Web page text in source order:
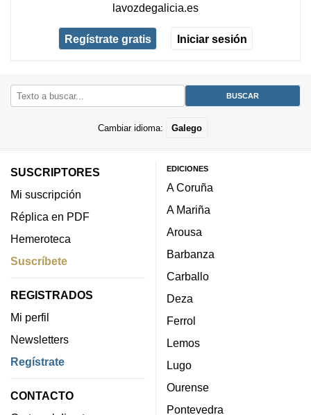
lavozdegalicia.es
Regístrate gratis Iniciar sesión
Cambiar idioma: Galego
SUSCRIPTORES
Mi suscripción
Réplica en PDF
Hemeroteca
Suscríbete
REGISTRADOS
Mi perfil
Newsletters
Regístrate
CONTACTO
EDICIONES
A Coruña
A Mariña
Arousa
Barbanza
Carballo
Deza
Ferrol
Lemos
Lugo
Ourense
Pontevedra